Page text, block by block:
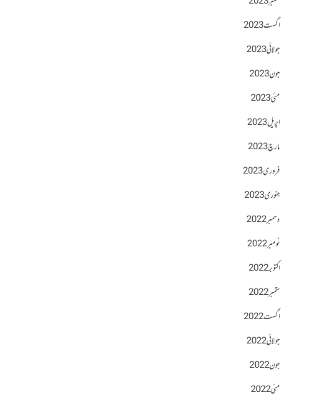
اگست 2023
جولائی 2023
جون 2023
مئی 2023
اپریل 2023
مارچ 2023
فروری 2023
جنوری 2023
دسمبر 2022
نومبر 2022
اکتوبر 2022
ستمبر 2022
اگست 2022
جولائی 2022
جون 2022
مئی 2022